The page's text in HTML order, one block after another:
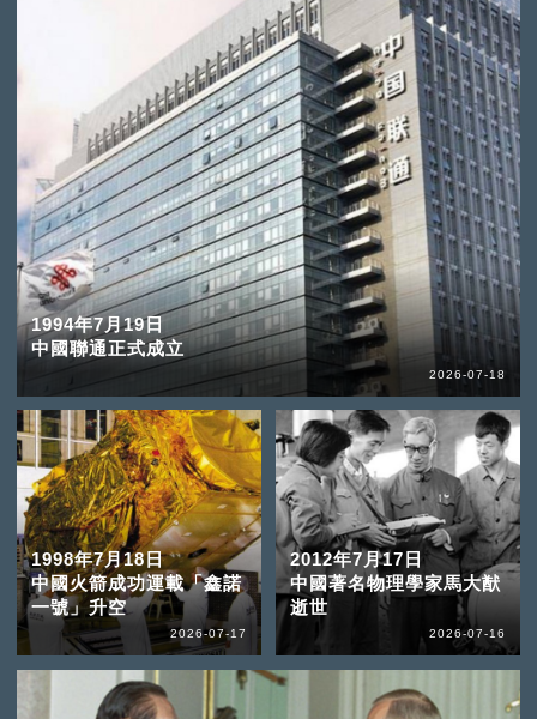
1994年7月19日
中國聯通正式成立
2026-07-18
1998年7月18日
中國火箭成功運載「鑫諾
一號」升空
2026-07-17
2012年7月17日
中國著名物理學家馬大猷
逝世
2026-07-16